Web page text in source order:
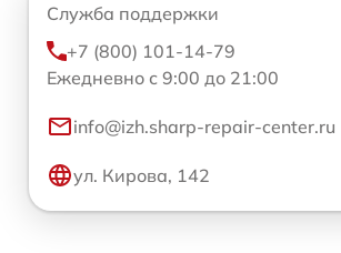
Служба поддержки
+7 (800) 101-14-79
Ежедневно с 9:00 до 21:00
info@izh.sharp-repair-center.ru
ул. Кирова, 142